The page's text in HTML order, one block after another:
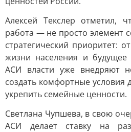
Алексей Текслер отметил,
работа — не просто элемент
стратегический приоритет:
жизни населения и будущее
АСИ власти уже внедряют
создать комфортные условия
укрепить семейные ценности.
Светлана Чупшева, в свою
АСИ делает ставку на